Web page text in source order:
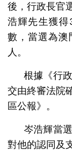
後，行政長官
浩輝先生獲
數，當選為澳
人。
根據《行
交由終審法院
區公報》。
岑浩輝當
對他的認同及